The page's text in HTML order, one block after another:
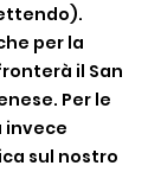
per la
il San
Per le
invece
sul nostro